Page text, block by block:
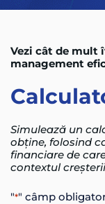
Vezi cât de mult
management
Simulează un
obține, folosind
financiare de
contextul
"*" câmp